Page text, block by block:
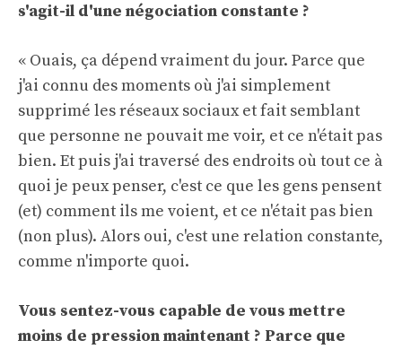
s'agit-il d'une négociation constante ?
« Ouais, ça dépend vraiment du jour. Parce que
j'ai connu des moments où j'ai simplement
supprimé les réseaux sociaux et fait semblant
que personne ne pouvait me voir, et ce n'était pas
bien. Et puis j'ai traversé des endroits où tout ce à
quoi je peux penser, c'est ce que les gens pensent
(et) comment ils me voient, et ce n'était pas bien
(non plus). Alors oui, c'est une relation constante,
comme n'importe quoi.
Vous sentez-vous capable de vous mettre
moins de pression maintenant ? Parce que